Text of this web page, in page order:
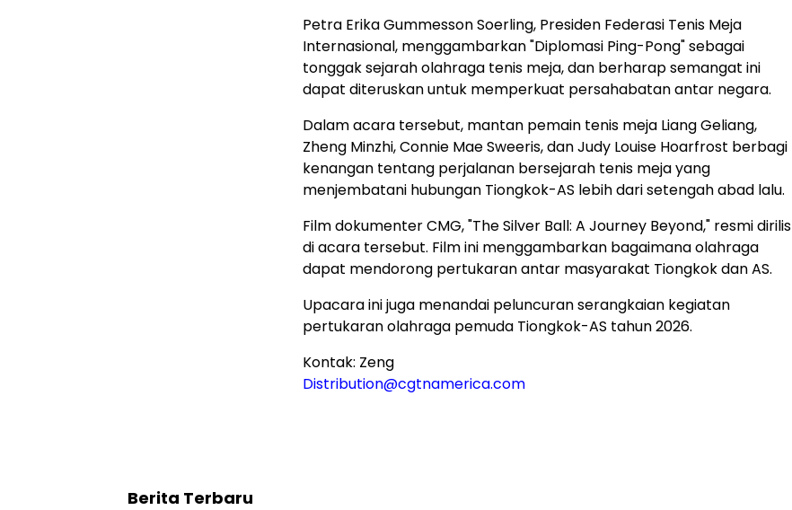
Petra Erika Gummesson Soerling, Presiden Federasi Tenis Meja
Internasional, menggambarkan "Diplomasi Ping-Pong" sebagai
tonggak sejarah olahraga tenis meja, dan berharap semangat ini
dapat diteruskan untuk memperkuat persahabatan antar negara.
Dalam acara tersebut, mantan pemain tenis meja Liang Geliang,
Zheng Minzhi, Connie Mae Sweeris, dan Judy Louise Hoarfrost berbagi
kenangan tentang perjalanan bersejarah tenis meja yang
menjembatani hubungan Tiongkok-AS lebih dari setengah abad lalu.
Film dokumenter CMG, "The Silver Ball: A Journey Beyond," resmi dirilis
di acara tersebut. Film ini menggambarkan bagaimana olahraga
dapat mendorong pertukaran antar masyarakat Tiongkok dan AS.
Upacara ini juga menandai peluncuran serangkaian kegiatan
pertukaran olahraga pemuda Tiongkok-AS tahun 2026.
Kontak: Zeng
Distribution@cgtnamerica.com
Berita Terbaru